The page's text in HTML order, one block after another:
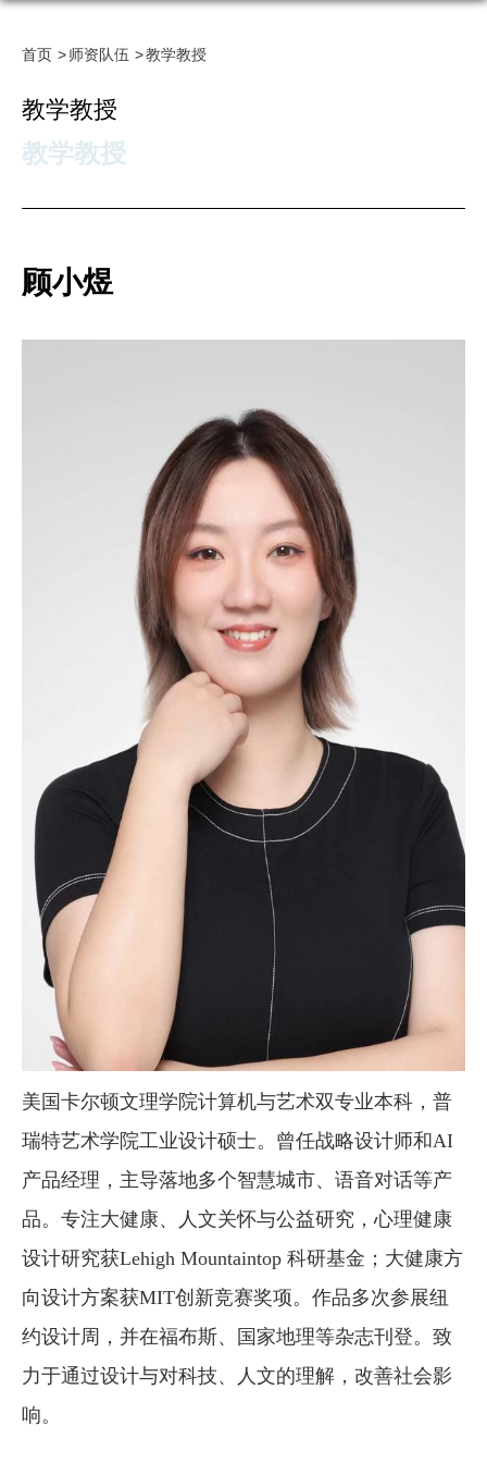
首页 师资队伍 教学教授
教学教授
教学教授
顾小煜
美国卡尔顿文理学院计算机与艺术双专业本科，普
瑞特艺术学院工业设计硕士。曾任战略设计师和AI
产品经理，主导落地多个智慧城市、语音对话等产
品。专注大健康、人文关怀与公益研究，心理健康
设计研究获Lehigh Mountaintop 科研基金；大健康方
向设计方案获MIT创新竞赛奖项。作品多次参展纽
约设计周，并在福布斯、国家地理等杂志刊登。致
力于通过设计与对科技、人文的理解，改善社会影
响。